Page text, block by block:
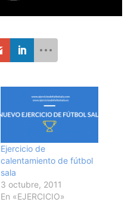
Ejercicio de
calentamiento de fútbol
sala
3 octubre, 2011
En «EJERCICIO»